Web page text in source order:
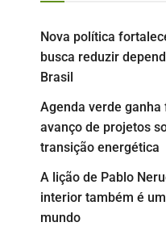
Nova política
busca reduzir
Brasil
Agenda verde
avanço de projetos
transição energética
A lição de Pablo
interior também é
mundo